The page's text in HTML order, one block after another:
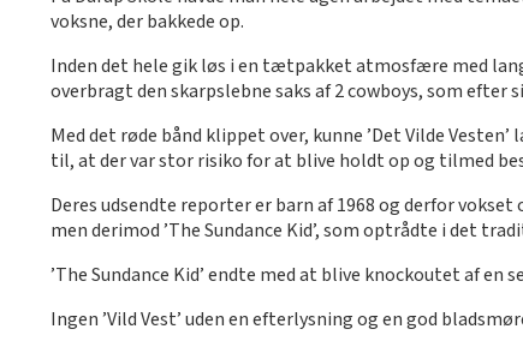
voksne, der bakkede op.
Inden det hele gik løs i en tætpakket atmosfære med
overbragt den skarpslebne saks af 2 cowboys, som efter
Med det røde bånd klippet over, kunne ’Det Vilde
til, at der var stor risiko for at blive holdt op og tilmed
Deres udsendte reporter er barn af 1968 og derfor
men derimod ’The Sundance Kid’, som optrådte i det
’The Sundance Kid’ endte med at blive knockoutet af
Ingen ’Vild Vest’ uden en efterlysning og en god